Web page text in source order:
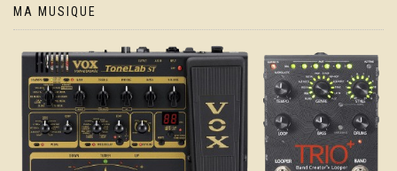
MA MUSIQUE